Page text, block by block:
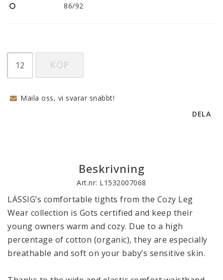
86/92
KÖP
Maila oss, vi svarar snabbt!
DELA
Beskrivning
Art.nr: L1532007068
LÄSSIG’s comfortable tights from the Cozy Leg
Wear collection is Gots certified and keep their
young owners warm and cozy. Due to a high
percentage of cotton (organic), they are especially
breathable and soft on your baby’s sensitive skin.